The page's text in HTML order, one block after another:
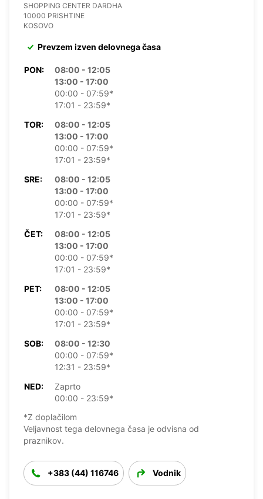
SHOPPING CENTER DARDHA
10000 PRISHTINE
KOSOVO
Prevzem izven delovnega časa
PON:
08:00 - 12:05
13:00 - 17:00
00:00 - 07:59*
17:01 - 23:59*
TOR:
08:00 - 12:05
13:00 - 17:00
00:00 - 07:59*
17:01 - 23:59*
SRE:
08:00 - 12:05
13:00 - 17:00
00:00 - 07:59*
17:01 - 23:59*
ČET:
08:00 - 12:05
13:00 - 17:00
00:00 - 07:59*
17:01 - 23:59*
PET:
08:00 - 12:05
13:00 - 17:00
00:00 - 07:59*
17:01 - 23:59*
SOB:
08:00 - 12:30
00:00 - 07:59*
12:31 - 23:59*
NED:
Zaprto
00:00 - 23:59*
*Z doplačilom
Veljavnost tega delovnega časa je odvisna od
praznikov.
+383 (44) 116746 Vodnik